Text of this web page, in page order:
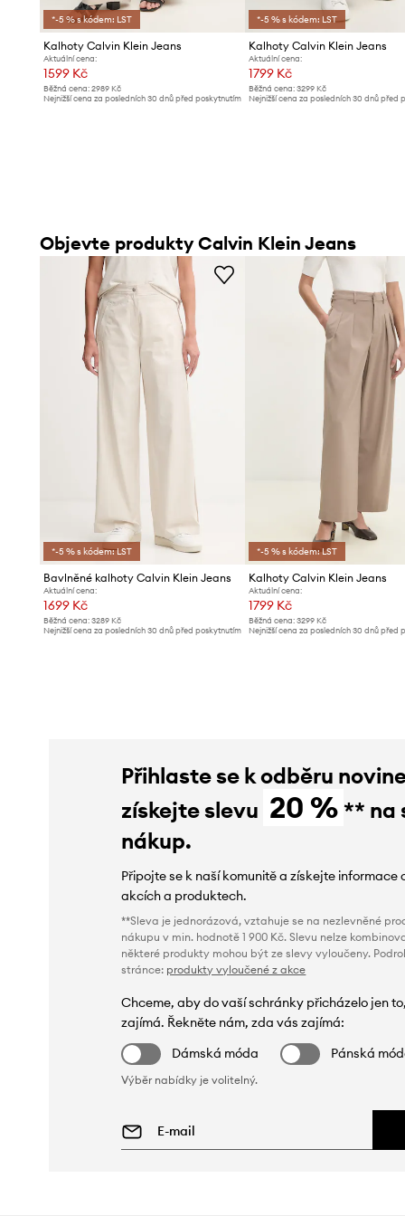
*-5 % s kódem: LST
Kalhoty Calvin Klein Jeans
Aktuální cena:
1599 Kč
Běžná cena: 2989 Kč
Nejnižší cena za posledních 30 dnů před poskytnutím
*-5 % s kódem: LST
Kalhoty Calvin Klein Jeans
Aktuální cena:
1799 Kč
Běžná cena:3299 Kč
Nejnižší cena za posledních 30 dnů před
Objevte produkty Calvin Klein Jeans
*-5 % s kódem: LST
Bavlněné kalhoty Calvin Klein Jeans
Aktuální cena:
1699 Kč
Běžná cena: 3289 Kč
Nejnižší cena za posledních 30 dnů před poskytnutím
*-5 % s kódem: LST
Kalhoty Calvin Klein Jeans
Aktuální cena:
1799 Kč
Běžná cena:3299 Kč
Nejnižší cena za posledních 30 dnů před
Přihlaste se k odběru
získejte slevu 20 % ** na
nákup.
Připojte se k naší komunitě a získejte informace
akcích a produktech.
**Sleva je jednorázová, vztahuje se na nezlevněné
nákupu v min. hodnotě 1 900 Kč. Slevu nelze
některé produkty mohou být ze slevy vyloučeny.
stránce: produkty vyloučené z akce
Chceme, aby do vaší schránky přicházelo jen
zajímá. Řekněte nám, zda vás zajímá:
Dámská móda
Pánská
Výběr nabídky je volitelný.